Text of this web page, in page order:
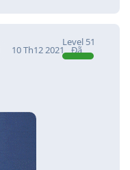
Level 51
10 Th12 2021
Đã